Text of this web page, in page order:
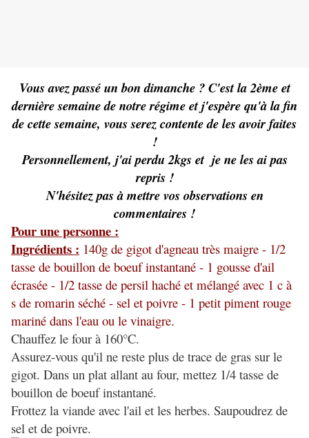
Vous avez passé un bon dimanche ? C'est la 2ème et
dernière semaine de notre régime et j'espère qu'à la fin
de cette semaine, vous serez contente de les avoir faites
!
Personnellement, j'ai perdu 2kgs et je ne les ai pas
repris !
N'hésitez pas à mettre vos observations en
commentaires !
Pour une personne :
Ingrédients : 140g de gigot d'agneau très maigre - 1/2
tasse de bouillon de boeuf instantané - 1 gousse d'ail
écrasée - 1/2 tasse de persil haché et mélangé avec 1 c à
s de romarin séché - sel et poivre - 1 petit piment rouge
mariné dans l'eau ou le vinaigre.
Chauffez le four à 160°C.
Assurez-vous qu'il ne reste plus de trace de gras sur le
gigot. Dans un plat allant au four, mettez 1/4 tasse de
bouillon de boeuf instantané.
Frottez la viande avec l'ail et les herbes. Saupoudrez de
sel et de poivre.